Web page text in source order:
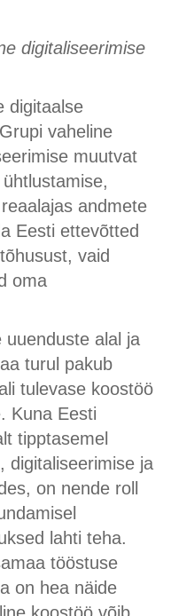
digitaliseerimise
digitaalse
vaheline
muutvat
andmete
Eesti ettevõtted
vaid
oma
uuenduste alal ja
turul pakub
tulevase koostöö
Kuna Eesti
tipptasemel
digitaliseerimise ja
on nende roll
lahti teha.
tööstuse
on hea näide